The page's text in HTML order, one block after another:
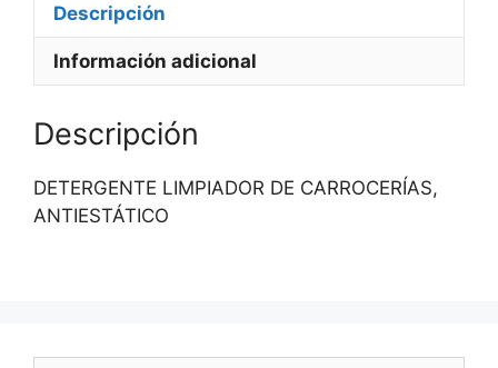
Descripción
Información adicional
Descripción
DETERGENTE LIMPIADOR DE CARROCERÍAS,
ANTIESTÁTICO